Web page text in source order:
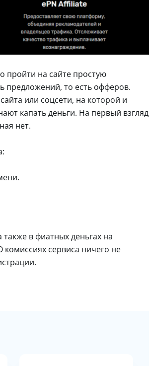
пройти на сайте простую
предложений, то есть офферов.
или соцсети, на которой и
капать деньги. На первый взгляд
нет.
в фиатных деньгах на
сервиса ничего не